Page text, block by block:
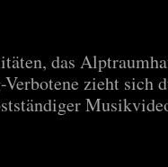
das
zieht sich